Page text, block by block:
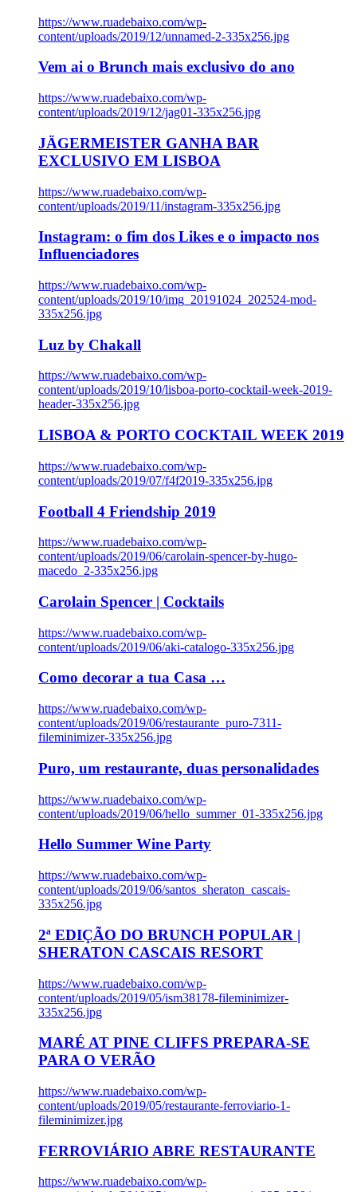
https://www.ruadebaixo.com/wp-
content/uploads/2019/12/unnamed-2-335x256.jpg
Vem ai o Brunch mais exclusivo do ano
https://www.ruadebaixo.com/wp-
content/uploads/2019/12/jag01-335x256.jpg
JÄGERMEISTER GANHA BAR
EXCLUSIVO EM LISBOA
https://www.ruadebaixo.com/wp-
content/uploads/2019/11/instagram-335x256.jpg
Instagram: o fim dos Likes e o impacto nos
Influenciadores
https://www.ruadebaixo.com/wp-
content/uploads/2019/10/img_20191024_202524-mod-
335x256.jpg
Luz by Chakall
https://www.ruadebaixo.com/wp-
content/uploads/2019/10/lisboa-porto-cocktail-week-2019-
header-335x256.jpg
LISBOA & PORTO COCKTAIL WEEK 2019
https://www.ruadebaixo.com/wp-
content/uploads/2019/07/f4f2019-335x256.jpg
Football 4 Friendship 2019
https://www.ruadebaixo.com/wp-
content/uploads/2019/06/carolain-spencer-by-hugo-
macedo_2-335x256.jpg
Carolain Spencer | Cocktails
https://www.ruadebaixo.com/wp-
content/uploads/2019/06/aki-catalogo-335x256.jpg
Como decorar a tua Casa …
https://www.ruadebaixo.com/wp-
content/uploads/2019/06/restaurante_puro-7311-
fileminimizer-335x256.jpg
Puro, um restaurante, duas personalidades
https://www.ruadebaixo.com/wp-
content/uploads/2019/06/hello_summer_01-335x256.jpg
Hello Summer Wine Party
https://www.ruadebaixo.com/wp-
content/uploads/2019/06/santos_sheraton_cascais-
335x256.jpg
2ª EDIÇÃO DO BRUNCH POPULAR |
SHERATON CASCAIS RESORT
https://www.ruadebaixo.com/wp-
content/uploads/2019/05/ism38178-fileminimizer-
335x256.jpg
MARÉ AT PINE CLIFFS PREPARA-SE
PARA O VERÃO
https://www.ruadebaixo.com/wp-
content/uploads/2019/05/restaurante-ferroviario-1-
fileminimizer.jpg
FERROVIÁRIO ABRE RESTAURANTE
https://www.ruadebaixo.com/wp-